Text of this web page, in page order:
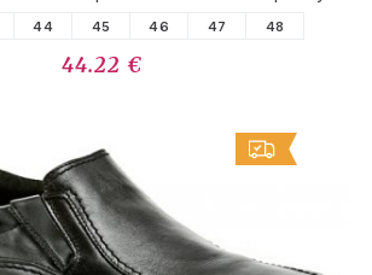
44 45 46 47 48
44.22 €